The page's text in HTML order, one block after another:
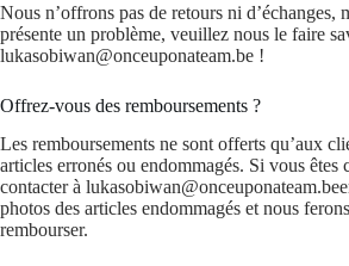
Nous n’offrons pas de retours ni d’échanges,
présente un problème, veuillez nous le faire
lukasobiwan@onceuponateam.be !
Offrez-vous des remboursements ?
Les remboursements ne sont offerts qu’aux
articles erronés ou endommagés. Si vous êtes
contacter à
photos des articles endommagés et nous
rembourser.